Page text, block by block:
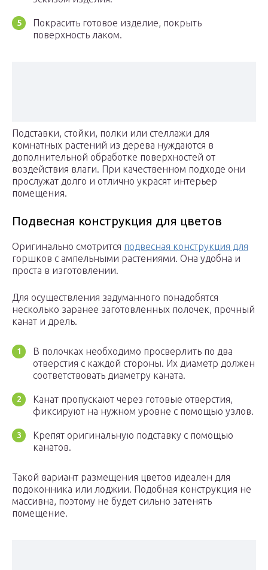
Покрасить готовое изделие, покрыть
поверхность лаком.
Подставки, стойки, полки или стеллажи для
комнатных растений из дерева нуждаются в
дополнительной обработке поверхностей от
воздействия влаги. При качественном подходе они
прослужат долго и отлично украсят интерьер
помещения.
Подвесная конструкция для цветов
Оригинально смотрится подвесная конструкция для
горшков с ампельными растениями. Она удобна и
проста в изготовлении.
Для осуществления задуманного понадобятся
несколько заранее заготовленных полочек, прочный
канат и дрель.
В полочках необходимо просверлить по два
отверстия с каждой стороны. Их диаметр должен
соответствовать диаметру каната.
Канат пропускают через готовые отверстия,
фиксируют на нужном уровне с помощью узлов.
Крепят оригинальную подставку с помощью
канатов.
Такой вариант размещения цветов идеален для
подоконника или лоджии. Подобная конструкция не
массивна, поэтому не будет сильно затенять
помещение.